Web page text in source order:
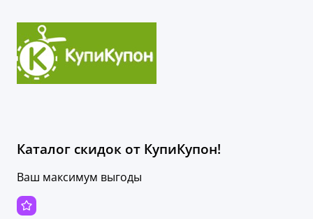
Каталог скидок от КупиКупон!
Ваш максимум выгоды